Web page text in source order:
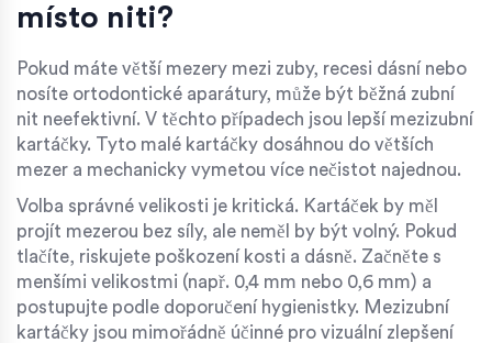
místo niti?
Pokud máte větší mezery mezi zuby, recesi dásní nebo
nosíte ortodontické aparátury, může být běžná zubní
nit neefektivní. V těchto případech jsou lepší mezizubní
kartáčky. Tyto malé kartáčky dosáhnou do větších
mezer a mechanicky vymetou více nečistot najednou.
Volba správné velikosti je kritická. Kartáček by měl
projít mezerou bez síly, ale neměl by být volný. Pokud
tlačíte, riskujete poškození kosti a dásně. Začněte s
menšími velikostmi (např. 0,4 mm nebo 0,6 mm) a
postupujte podle doporučení hygienistky. Mezizubní
kartáčky jsou mimořádně účinné pro vizuální zlepšení